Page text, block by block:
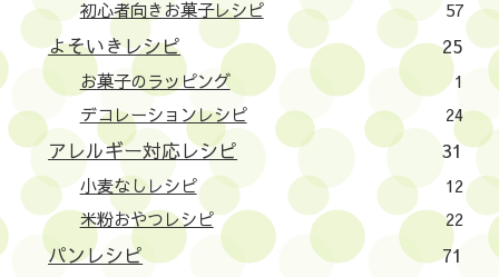
初心者向きお菓子レシピ
57
よそいきレシピ 25
お菓子のラッピング
1
デコレーションレシピ
24
アレルギー対応レシピ 31
小麦なしレシピ
12
米粉おやつレシピ
22
パンレシピ 71